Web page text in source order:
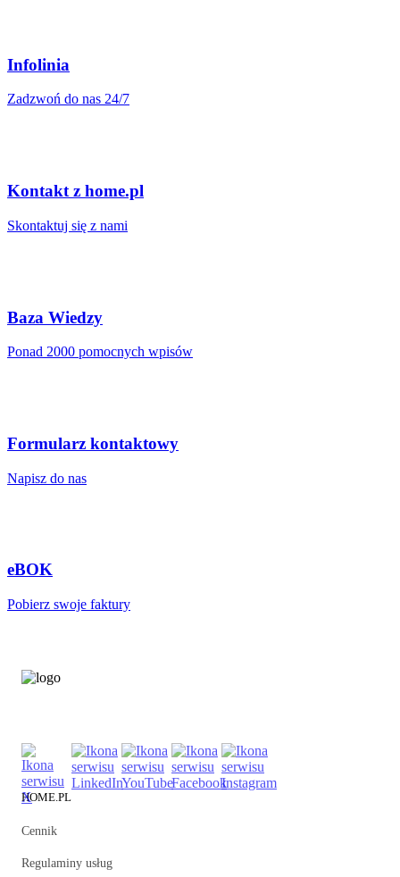
Infolinia
Zadzwoń do nas 24/7
Kontakt z home.pl
Skontaktuj się z nami
Baza Wiedzy
Ponad 2000 pomocnych wpisów
Formularz kontaktowy
Napisz do nas
eBOK
Pobierz swoje faktury
HOME.PL
Cennik
Regulaminy usług